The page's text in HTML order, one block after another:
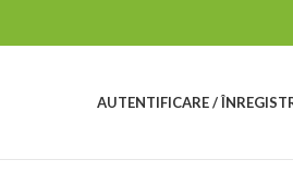
AUTENTIFICARE /